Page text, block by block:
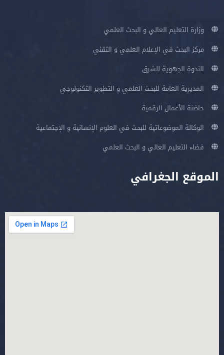
وزارة التعليم العالي و البحث العلمي
مركز البحث في الإعلام العلمي و التقني
الندوة الجهوية للشرق
المديرية العامة للبحث العلمي و التطوير التكنولوجي
حاضنة الأعمال الرقمية
الوكالة الموضوعاتية للبحث في العلوم الإنسانية و الإجتماعية
فضاء التعليم العالي و البحث العلمي
الموقع الجغرافي